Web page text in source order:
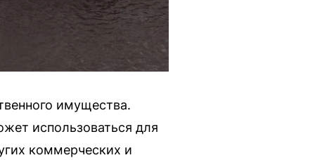
имущества.
использоваться для
коммерческих и